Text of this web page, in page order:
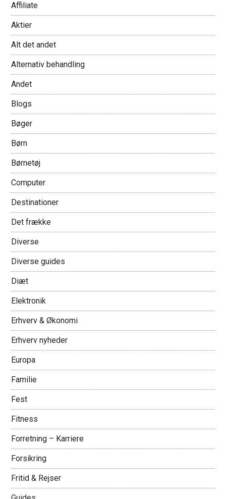
Affiliate
Aktier
Alt det andet
Alternativ behandling
Andet
Blogs
Bøger
Børn
Børnetøj
Computer
Destinationer
Det frække
Diverse
Diverse guides
Diæt
Elektronik
Erhverv & Økonomi
Erhverv nyheder
Europa
Familie
Fest
Fitness
Forretning – Karriere
Forsikring
Fritid & Rejser